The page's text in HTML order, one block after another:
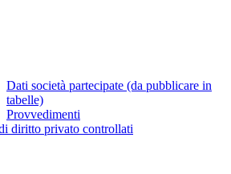
Dati società partecipate (da pubblicare in
tabelle)
Provvedimenti
diritto privato controllati